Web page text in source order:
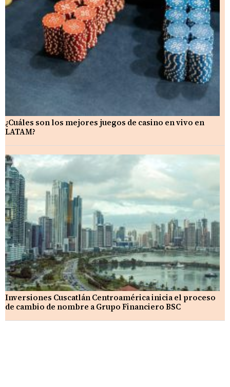
¿Cuáles son los mejores juegos de casino en vivo en
LATAM?
Inversiones Cuscatlán Centroamérica inicia el proceso
de cambio de nombre a Grupo Financiero BSC